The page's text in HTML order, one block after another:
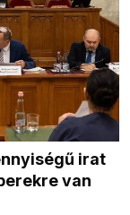
irat
van